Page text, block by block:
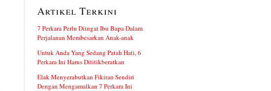
Artikel Terkini
7 Perkara Perlu Diingat Ibu Bapa Dalam
Perjalanan Membesarkan Anak-anak
Untuk Anda Yang Sedang Patah Hati, 6
Perkara Ini Harus Dititikberatkan
Elak Menyerabutkan Fikiran Sendiri
Dengan Mengamalkan 7 Perkara Ini